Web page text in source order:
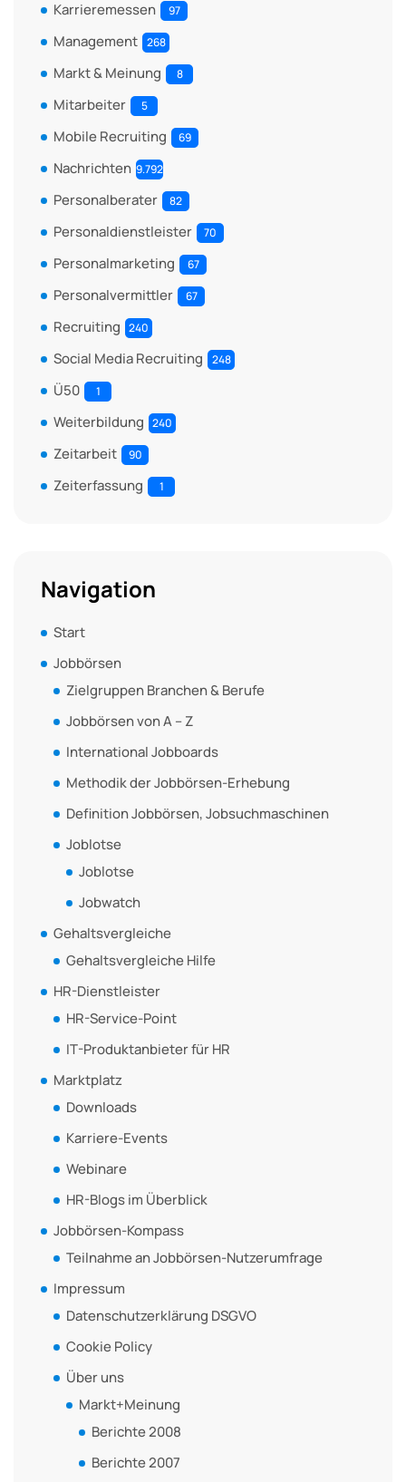
Karrieremessen 97
Management 268
Markt & Meinung 8
Mitarbeiter 5
Mobile Recruiting 69
Nachrichten 9.792
Personalberater 82
Personaldienstleister 70
Personalmarketing 67
Personalvermittler 67
Recruiting 240
Social Media Recruiting 248
Ü50 1
Weiterbildung 240
Zeitarbeit 90
Zeiterfassung 1
Navigation
Start
Jobbörsen
Zielgruppen Branchen & Berufe
Jobbörsen von A – Z
International Jobboards
Methodik der Jobbörsen-Erhebung
Definition Jobbörsen, Jobsuchmaschinen
Joblotse
Joblotse
Jobwatch
Gehaltsvergleiche
Gehaltsvergleiche Hilfe
HR-Dienstleister
HR-Service-Point
IT-Produktanbieter für HR
Marktplatz
Downloads
Karriere-Events
Webinare
HR-Blogs im Überblick
Jobbörsen-Kompass
Teilnahme an Jobbörsen-Nutzerumfrage
Impressum
Datenschutzerklärung DSGVO
Cookie Policy
Über uns
Markt+Meinung
Berichte 2008
Berichte 2007